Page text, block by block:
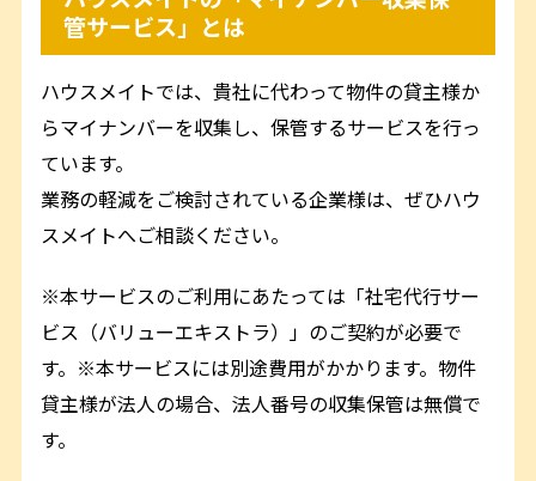
管サービス」とは
ハウスメイトでは、貴社に代わって物件の貸主様か
らマイナンバーを収集し、保管するサービスを行っ
ています。
業務の軽減をご検討されている企業様は、ぜひハウ
スメイトへご相談ください。
※本サービスのご利用にあたっては「社宅代行サー
ビス（バリューエキストラ）」のご契約が必要で
す。※本サービスには別途費用がかかります。物件
貸主様が法人の場合、法人番号の収集保管は無償で
す。